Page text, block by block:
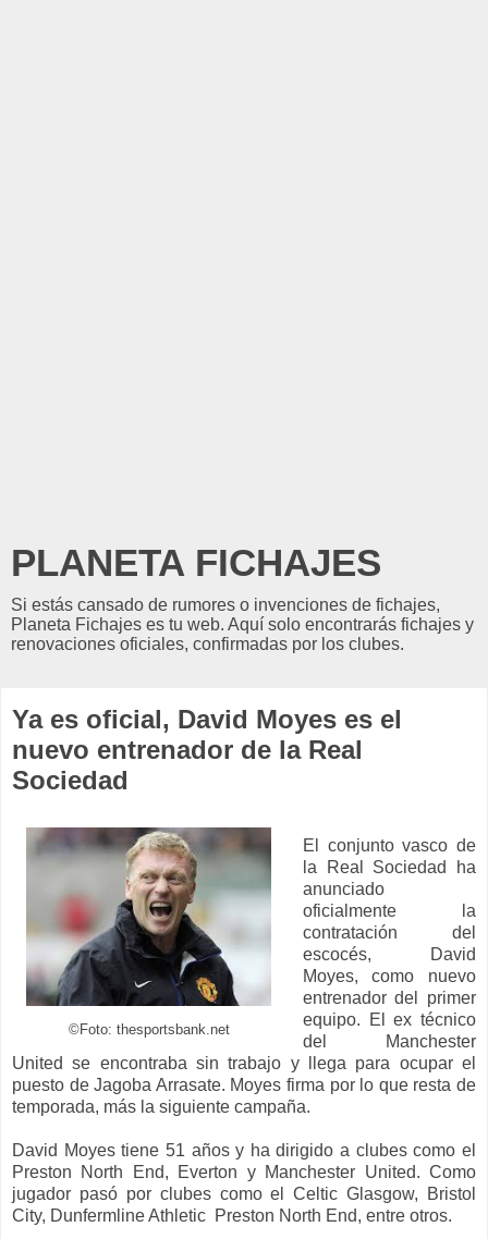
PLANETA FICHAJES
Si estás cansado de rumores o invenciones de fichajes,
Planeta Fichajes es tu web. Aquí solo encontrarás fichajes y
renovaciones oficiales, confirmadas por los clubes.
Ya es oficial, David Moyes es el
nuevo entrenador de la Real
Sociedad
©Foto: thesportsbank.net
El conjunto vasco de
la Real Sociedad ha
anunciado
oficialmente la
contratación del
escocés, David
Moyes, como nuevo
entrenador del primer
equipo. El ex técnico
del Manchester
United se encontraba sin trabajo y llega para ocupar el
puesto de Jagoba Arrasate. Moyes firma por lo que resta de
temporada, más la siguiente campaña.
David Moyes tiene 51 años y ha dirigido a clubes como el
Preston North End, Everton y Manchester United. Como
jugador pasó por clubes como el Celtic Glasgow, Bristol
City, Dunfermline Athletic Preston North End, entre otros.